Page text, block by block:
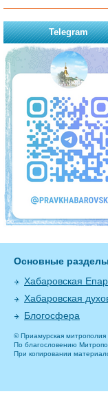
Telegram
Основные
Хабаровская
Хабаровская
Блогосфера
© Приамурская
По благословению
При копировании